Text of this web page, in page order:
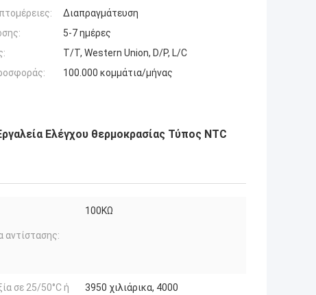
Διαπραγμάτευση
5-7 ημέρες
T/T, Western Union, D/P, L/C
100.000 κομμάτια/μήνας
Ελέγχου θερμοκρασίας Τύπος NTC
αντίστασης:
100KΩ
σε 25/50°C ή
3950 χιλιάρικα, 4000